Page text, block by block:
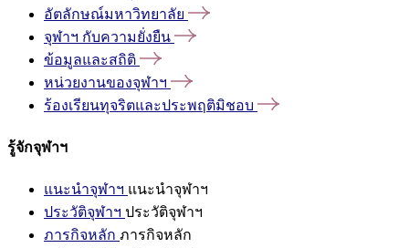
อัตลักษณ์มหาวิทยาลัย
จุฬาฯ กับความยั่งยืน
ข้อมูลและสถิติ
หน่วยงานของจุฬาฯ
ร้องเรียนทุจริตและประพฤติมิชอบ
รู้จักจุฬาฯ
แนะนำจุฬาฯ แนะนำจุฬาฯ
ประวัติจุฬาฯ ประวัติจุฬาฯ
ภารกิจหลัก ภารกิจหลัก